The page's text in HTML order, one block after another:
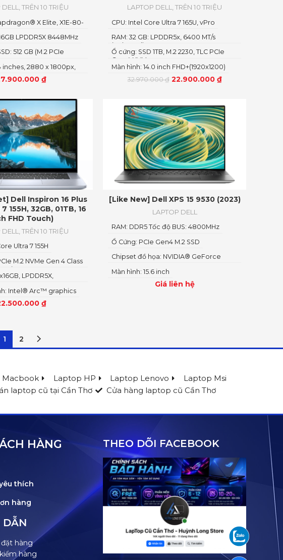
DELL,TRÊN 10 TRIỆU
₫
inches, 2880 x 1800px,
512 GB (M.2 PCIe
LPDDR5X 8448MHz
X Elite, X1E-80-
LAPTOP DELL,TRÊN 10 TRIỆU
32.970.000₫ 22.900.000 ₫
Màn hình: 14.0 inch FHD+(1920x1200)
Ổ cứng: SSD 1TB, M.2 2230, TLC PCIe
Gen 4 NVMe
RAM: 32 GB: LPDDR5x, 6400 MT/s
(onboard)
CPU: Intel Core Ultra 7 165U, vPro
Dell Inspiron 16 Plus
155H, 32GB, 01TB, 16
FHD Touch)
,TRÊN 10 TRIỆU
₫
Intel® Arc™ graphics
LPDDR5X,
M.2 NVMe Gen 4 Class
Drive
Ultra 7 155H
[Like New] Dell XPS 15 9530 (2023)
LAPTOP DELL
Giá liên hệ
Màn hình: 15.6 inch
Chipset đồ họa: NVIDIA® GeForce
Ổ Cứng: PCIe Gen4 M.2 SSD
RAM: DDR5 Tốc độ BUS: 4800MHz
1 2
Macbook Laptop HP Laptop Lenovo
Laptop Msi
laptop cũ tại Cần Thơ
Cửa hàng laptop cũ Cần Thơ
HÀNG
thích
hàng
DẪN
hàng
hàng
THEO DÕI FACEBOOK